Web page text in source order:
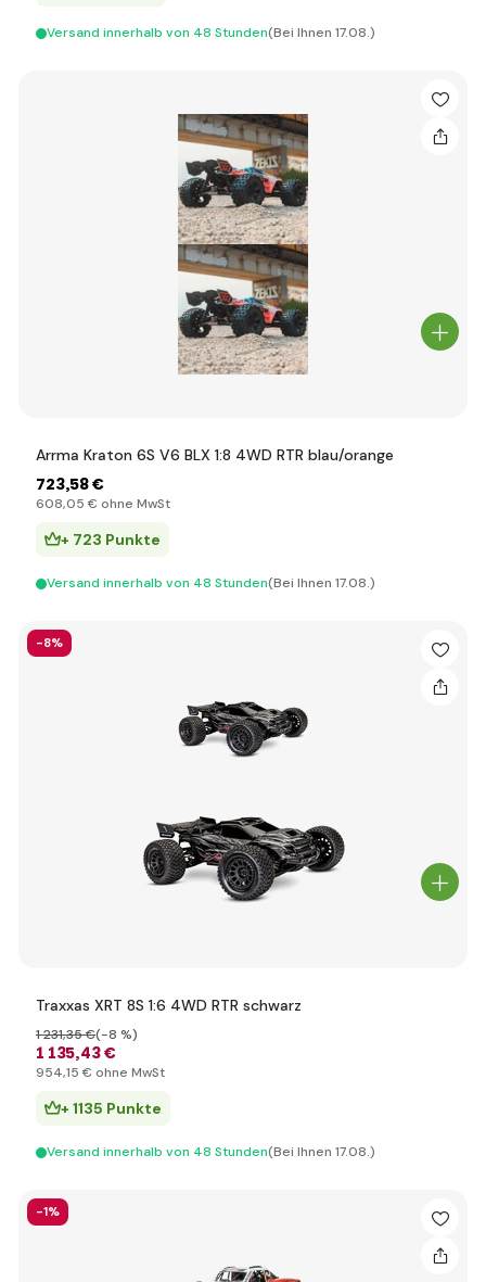
Versand innerhalb von 48 Stunden(Bei Ihnen 17.08.)
Arrma Kraton 6S V6 BLX 1:8 4WD RTR blau/orange
723,58 €
608,05 € ohne MwSt
+ 723 Punkte
Versand innerhalb von 48 Stunden(Bei Ihnen 17.08.)
-8%
Traxxas XRT 8S 1:6 4WD RTR schwarz
1 135,43 €
1 231,35 €(-8 %)
954,15 € ohne MwSt
+ 1135 Punkte
Versand innerhalb von 48 Stunden(Bei Ihnen 17.08.)
-1%